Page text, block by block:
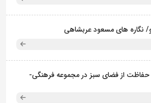
نگاره های مسعود عربشاهی
از فضای سبز در مجموعه فرهنگی-